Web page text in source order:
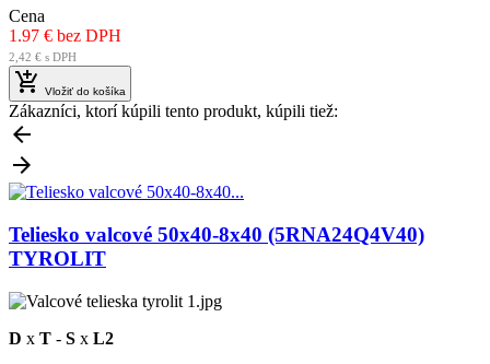
Cena
1.97 € bez DPH
2,42 € s DPH
 Vložiť do košíka
Zákazníci, ktorí kúpili tento produkt, kúpili tiež:


Teliesko valcové 50x40-8x40 (5RNA24Q4V40)
TYROLIT
D x T - S x L2